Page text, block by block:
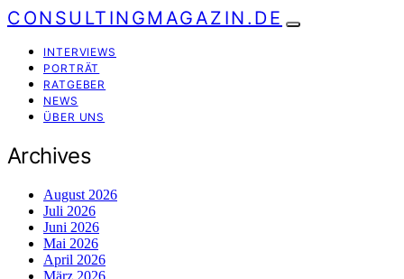
CONSULTINGMAGAZIN.DE
INTERVIEWS
PORTRÄT
RATGEBER
NEWS
ÜBER UNS
Archives
August 2026
Juli 2026
Juni 2026
Mai 2026
April 2026
März 2026